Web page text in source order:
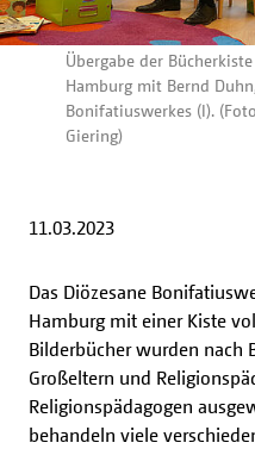
Übergabe der
Hamburg mit Bernd
Bonifatiuswerkes (l).
Giering)
11.03.2023
Das Diözesane
Hamburg mit einer Kiste
Bilderbücher wurden nach
Großeltern und
Religionspädagogen
behandeln viele